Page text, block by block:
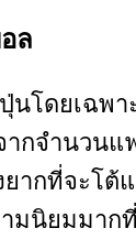
ล
นโดยเฉพ
ากจำนวนแ
ากที่จะโต้
ามนิยมมา